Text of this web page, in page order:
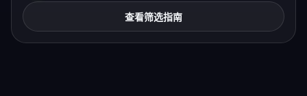
查看筛选指南